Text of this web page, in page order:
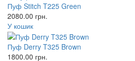
Пуф Stitch T225 Green
2080.00 грн.
У кошик
Пуф Derry T325 Brown
1800.00 грн.